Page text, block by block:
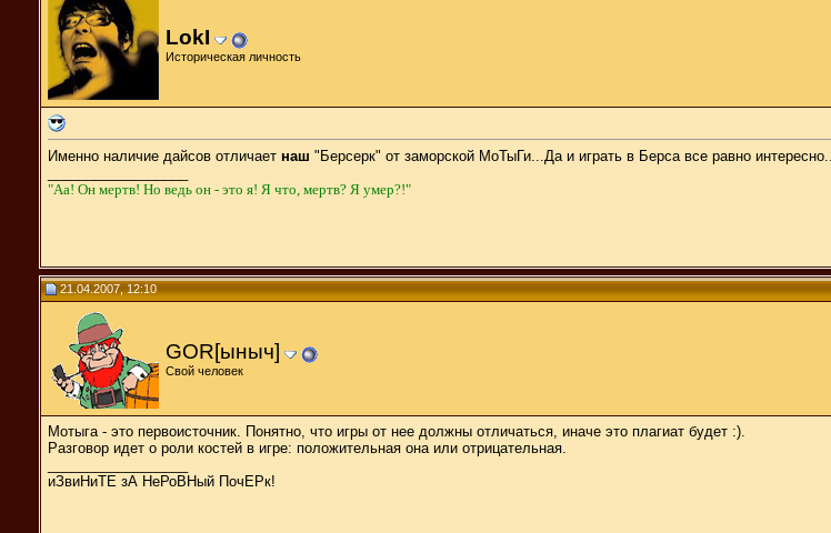
LokI
Историческая личность
Именно наличие дайсов отличает наш "Берсерк" от заморской МоТыГи...Да и играть в Берса все равно интересно...
"Aa! Он мертв! Но ведь он - это я! Я что, мертв? Я умер?!"
21.04.2007, 12:10
GOR[ыныч]
Свой человек
Мотыга - это первоисточник. Понятно, что игры от нее должны отличаться, иначе это плагиат будет :).
Разговор идет о роли костей в игре: положительная она или отрицательная.
иЗвиНиТЕ зА НеРоВНый ПочЕРк!